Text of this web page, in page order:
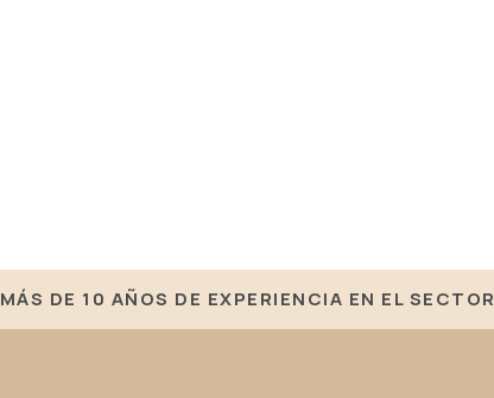
MÁS DE 10 AÑOS DE EXPERIENCIA EN EL SECTOR